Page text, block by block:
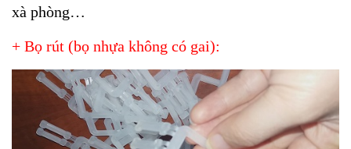
xà phòng…
+ Bọ rút (bọ nhựa không có gai):